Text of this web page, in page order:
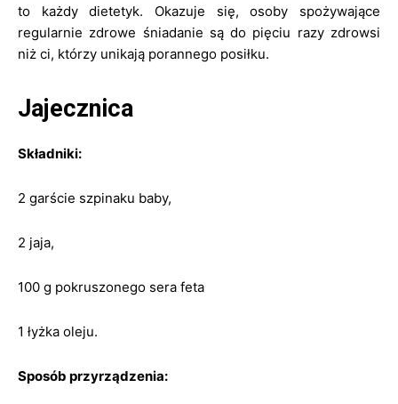
to każdy dietetyk. Okazuje się, osoby spożywające
regularnie zdrowe śniadanie są do pięciu razy zdrowsi
niż ci, którzy unikają porannego posiłku.
Jajecznica
Składniki:
2 garście szpinaku baby,
2 jaja,
100 g pokruszonego sera feta
1 łyżka oleju.
Sposób przyrządzenia: